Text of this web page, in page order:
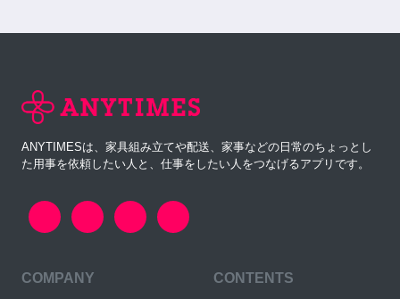
ANYTIMESは、家具組み立てや配送、家事などの日常のちょっとし
た用事を依頼したい人と、仕事をしたい人をつなげるアプリです。
COMPANY CONTENTS